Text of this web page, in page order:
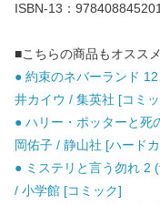
ISBN-13：
■こちらの商品もオスス
● 約束のネバーランド
井カイウ / 集英社 [コミ
● ハリー・ポッターと死
岡佑子 / 静山社 [ハード
● ミステリと言う勿れ 2
/ 小学館 [コミック]